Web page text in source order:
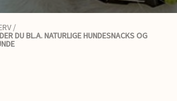
/
DU BL.A. NATURLIGE HUNDESNACKS OG